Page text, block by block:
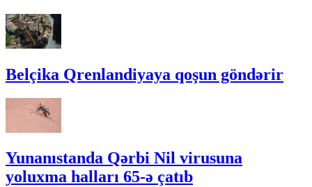
Belçika Qrenlandiyaya qoşun göndərir
Yunanıstanda Qərbi Nil virusuna
yoluxma halları 65-ə çatıb